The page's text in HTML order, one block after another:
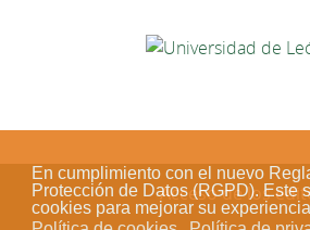
En cumplimiento con el nuevo
Protección de Datos (RGPD). Este
cookies para mejorar su
Acceso de los